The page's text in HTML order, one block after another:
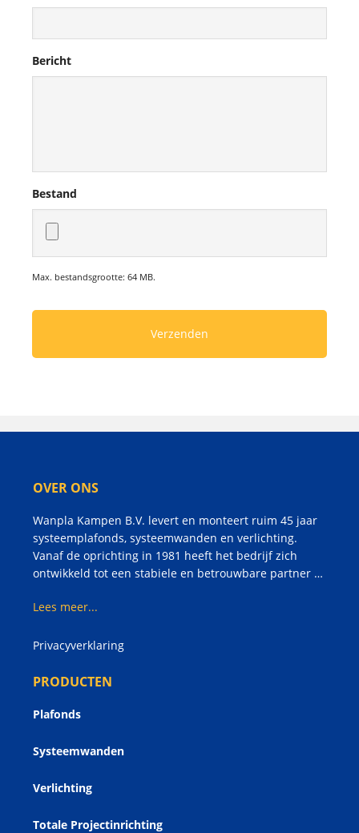
Bericht
Bestand
Max. bestandsgrootte: 64 MB.
OVER ONS
Wanpla Kampen B.V. levert en monteert ruim 45 jaar
systeemplafonds, systeemwanden en verlichting.
Vanaf de oprichting in 1981 heeft het bedrijf zich
ontwikkeld tot een stabiele en betrouwbare partner …
Lees meer...
Privacyverklaring
PRODUCTEN
Plafonds
Systeemwanden
Verlichting
Totale Projectinrichting